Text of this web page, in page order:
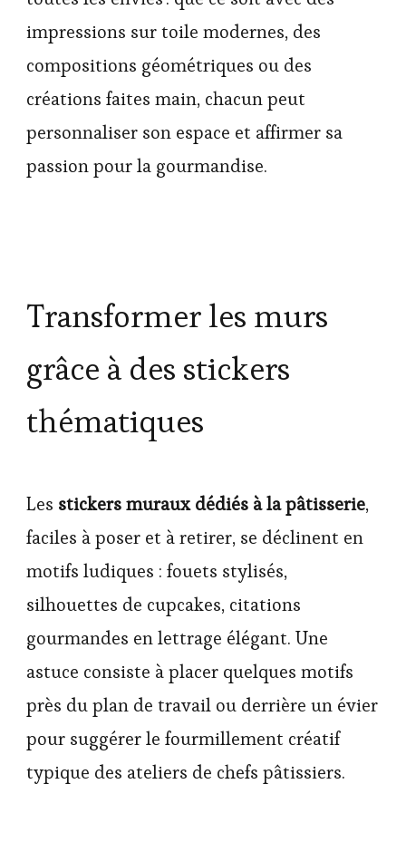
impressions sur toile modernes, des
compositions géométriques ou des
créations faites main, chacun peut
personnaliser son espace et affirmer sa
passion pour la gourmandise.
Transformer les murs
grâce à des stickers
thématiques
Les stickers muraux dédiés à la pâtisserie,
faciles à poser et à retirer, se déclinent en
motifs ludiques : fouets stylisés,
silhouettes de cupcakes, citations
gourmandes en lettrage élégant. Une
astuce consiste à placer quelques motifs
près du plan de travail ou derrière un évier
pour suggérer le fourmillement créatif
typique des ateliers de chefs pâtissiers.